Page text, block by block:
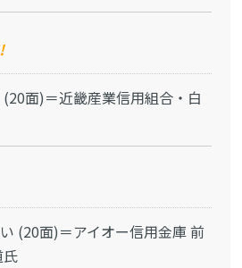
面)＝近畿産業信用組合・白
(20面)＝アイオー信用金庫 前